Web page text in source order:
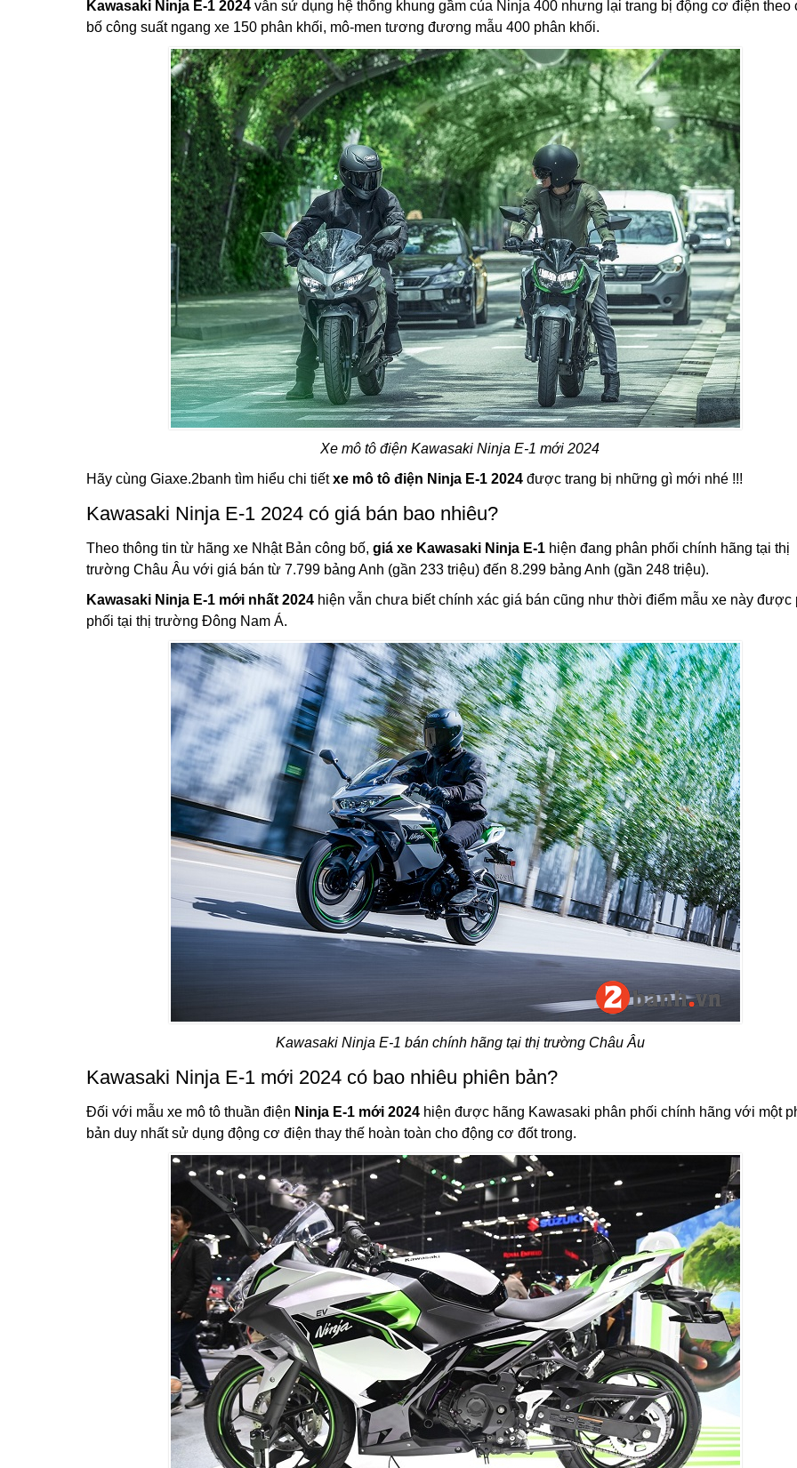
Kawasaki Ninja E-1 2024 vẫn sử dụng hệ thống khung gầm của Ninja 400 nhưng lại trang bị động cơ điện theo
bố công suất ngang xe 150 phân khối, mô-men tương đương mẫu 400 phân khối.
Xe mô tô điện Kawasaki Ninja E-1 mới 2024
Hãy cùng Giaxe.2banh tìm hiểu chi tiếtxe mô tô điện Ninja E-1 2024 được trang bị những gì mới nhé !!!
Kawasaki Ninja E-1 2024 có giá bán bao nhiêu?
Theo thông tin từ hãng xe Nhật Bản công bố, giá xe Kawasaki Ninja E-1 hiện đang phân phối chính hãng tại thị
trường Châu Âu với giá bán từ 7.799 bảng Anh (gần 233 triệu) đến 8.299 bảng Anh (gần 248 triệu).
Kawasaki Ninja E-1 mới nhất 2024 hiện vẫn chưa biết chính xác giá bán cũng như thời điểm mẫu xe này được
phối tại thị trường Đông Nam Á.
Kawasaki Ninja E-1 bán chính hãng tại thị trường Châu Âu
Kawasaki Ninja E-1 mới 2024 có bao nhiêu phiên bản?
Đối với mẫu xe mô tô thuần điện Ninja E-1 mới 2024 hiện được hãng Kawasaki phân phối chính hãng với một
bản duy nhất sử dụng động cơ điện thay thế hoàn toàn cho động cơ đốt trong.